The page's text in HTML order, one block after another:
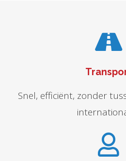
Snel, efficiënt, zonder